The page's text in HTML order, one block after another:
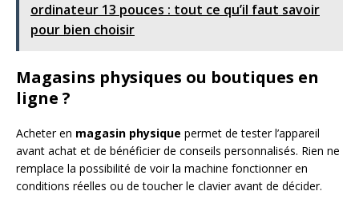
ordinateur 13 pouces : tout ce qu’il faut savoir
pour bien choisir
Magasins physiques ou boutiques en
ligne ?
Acheter en magasin physique permet de tester l’appareil
avant achat et de bénéficier de conseils personnalisés. Rien ne
remplace la possibilité de voir la machine fonctionner en
conditions réelles ou de toucher le clavier avant de décider.